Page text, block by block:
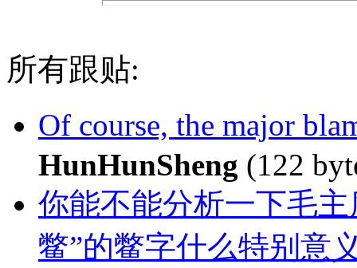
所有跟贴:
Of course, the major
HunHunSheng (122
你能不能分析一下毛
鳖”的鳖字什么特别意